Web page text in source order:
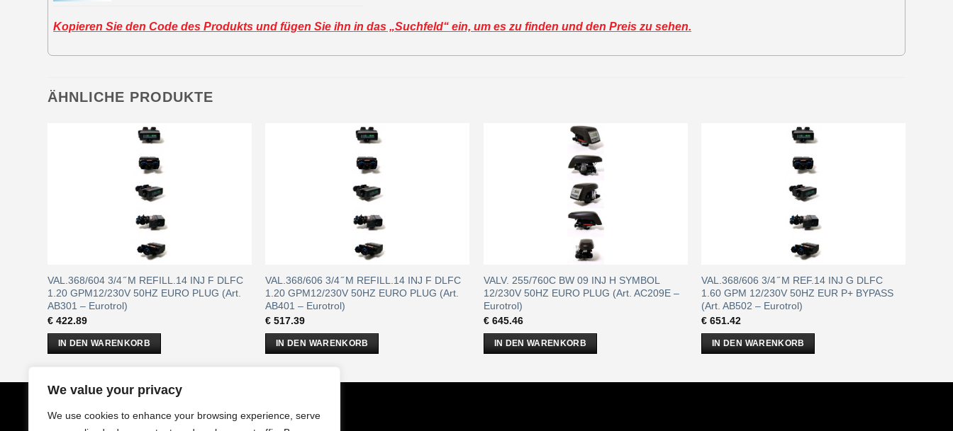
We value your privacy
We use cookies to enhance your browsing experience, serve
Kopieren Sie den Code des Produkts und fügen Sie ihn in das „Suchfeld“ ein, um es zu finden und den Preis zu sehen.
ÄHNLICHE PRODUKTE
VAL.368/604 3/4 ̋ M REFILL.14 INJ F DLFC
1.20 GPM12/230V 50HZ EURO PLUG (Art.
AB301 – Eurotrol)
€422.89
IN DEN WARENKORB
VAL.368/606 3/4 ̋ M REFILL.14 INJ F DLFC
1.20 GPM12/230V 50HZ EURO PLUG (Art.
AB401 – Eurotrol)
€ 517.39
IN DEN WARENKORB
VALV. 255/760C BW 09 INJ H SYMBOL
12/230V 50HZ EURO PLUG (Art. AC209E –
Eurotrol)
€645.46
IN DEN WARENKORB
VAL.368/606 3/4 ̋ M REF.14 INJ G DLFC
1.60 GPM 12/230V 50HZ EUR P+ BYPASS
(Art. AB502 – Eurotrol)
€ 651.42
IN DEN WARENKORB
CobrAmGmbH
Impressum